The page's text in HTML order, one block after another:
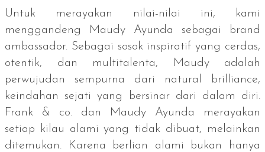
Untuk merayakan nilai-nilai ini, kami
menggandeng Maudy Ayunda sebagai
brand
ambassador. Sebagai sosok inspiratif yang cerdas,
otentik, dan multitalenta, Maudy adalah
perwujudan sempurna dari natural brilliance,
keindahan sejati yang bersinar dari dalam diri.
Frank & co. dan Maudy Ayunda merayakan
setiap kilau alami yang tidak dibuat, melainkan
ditemukan. Karena berlian alami bukan hanya